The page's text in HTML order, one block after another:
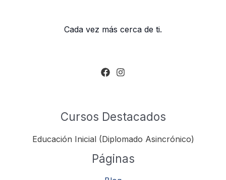
Cada vez más cerca de ti.
Cursos Destacados
Educación Inicial (Diplomado Asincrónico)
Páginas